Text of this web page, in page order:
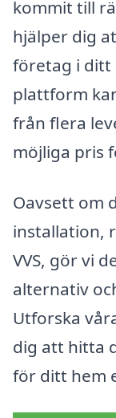
kommit till
hjälper dig
företag i ditt
plattform
från flera
möjliga pris
Oavsett om
installation,
VVS, gör vi
alternativ
Utforska
dig att hitta
för ditt hem